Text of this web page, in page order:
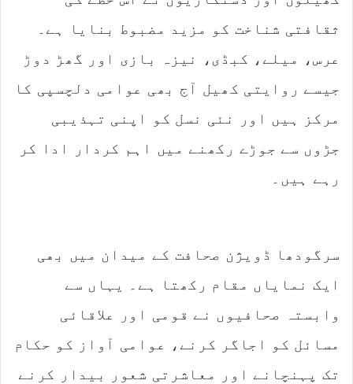
ثقافتی شناخت کو مزید مضبوط بنایا ہے۔
عرس، میلے، کبڈی، نیزہ بازی اور گھڑ دوڑ
جیسے روایتی کھیل آج بھی عوامی دلچسپی کا
مرکز ہیں اور نئی نسل کو اپنی تہذیبی
جڑوں سے جوڑے رکھنے میں اہم کردار ادا کر
رہے ہیں۔
سرگودھا ڈویژن صحافت کے میدان میں بھی
ایک نمایاں مقام رکھتا ہے۔ یہاں سے
وابستہ صحافیوں نے قومی اور علاقائی
مسائل کو اجاگر کرنے، عوامی آواز کو حکام
تک پہنچانے اور معاشرتی شعور بیدار کرنے